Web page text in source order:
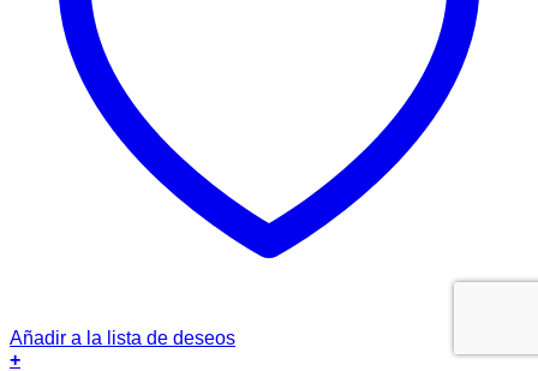
Añadir a la lista de deseos
+